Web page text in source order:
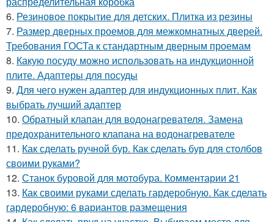
6. Резиновое покрытие для детских. Плитка из резины
7. Размер дверных проемов для межкомнатных дверей.
Требования ГОСТа к стандартным дверным проемам
8. Какую посуду можно использовать на индукционной
плите. Адаптеры для посуды
9. Для чего нужен адаптер для индукционных плит. Как
выбрать лучший адаптер
10. Обратный клапан для водонагревателя. Замена
предохранительного клапана на водонагревателе
11. Как сделать ручной бур. Как сделать бур для столбов
своими руками?
12. Станок буровой для мотобура. Комментарии 21
13. Как своими руками сделать гардеробную. Как сделать
гардеробную: 6 вариантов размещения